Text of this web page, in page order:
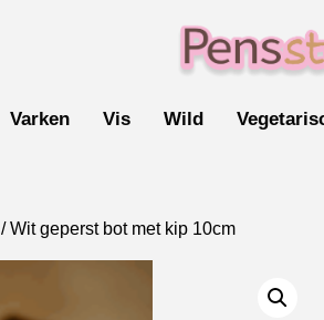
Varken Vis Wild
/ Wit geperst bot met kip 10cm